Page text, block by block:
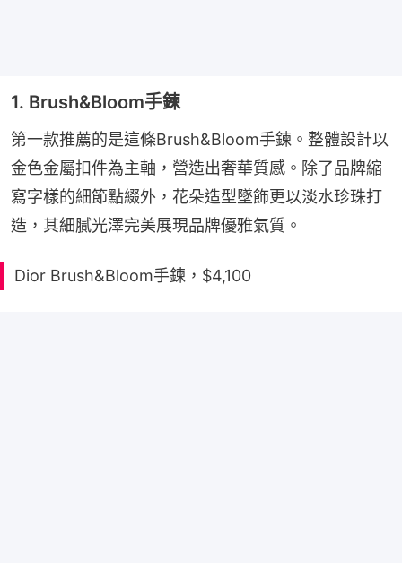
1. Brush&Bloom手鍊
第一款推薦的是這條Brush&Bloom手鍊。整體設計以
金色金屬扣件為主軸，營造出奢華質感。除了品牌縮
寫字樣的細節點綴外，花朵造型墜飾更以淡水珍珠打
造，其細膩光澤完美展現品牌優雅氣質。
Dior Brush&Bloom手鍊，$4,100